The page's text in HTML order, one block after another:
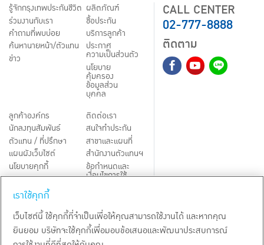
รู้จักกรุงเทพประกันชีวิต
ร่วมงานกับเรา
คำถามที่พบบ่อย
ค้นหานายหน้า/ตัวแทน
ข่าว
ผลิตภัณฑ์
ชื้อประกัน
บริการลูกค้า
ประกาศ
ความเป็นส่วนตัว
นโยบาย
คุ้มครอง
ข้อมูลส่วน
บุคคล
ลูกค้าองค์กร
นักลงทุนสัมพันธ์
ตัวแทน / ที่ปรึกษา
แผนผังเว็บไซต์
นโยบายคุกกี้
Third-Party Notices
ติดต่อเรา
สนใจทำประกัน
สาขาและแผนที่
สำนักงานตัวแทนฯ
ข้อกำหนดและ
เงื่อนไขการใช้
CALL CENTER
02-777-8888
ติดตาม
TH EN
สงวนลิขสิทธิ์ พ.ศ.2569
เราใช้คุกกี้
เว็บไซต์นี้ ใช้คุกกี้ที่จำเป็นเพื่อให้คุณสามารถใช้งานได้ และหากคุณ
ยินยอม บริษัทจะใช้คุกกี้เพื่อมอบข้อเสนอและพัฒนาประสบการณ์